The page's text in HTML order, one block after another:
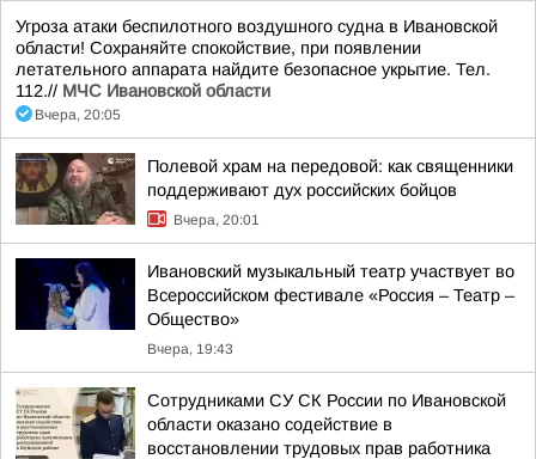
Угроза атаки беспилотного воздушного судна в Ивановской
области! Сохраняйте спокойствие, при появлении
летательного аппарата найдите безопасное укрытие. Тел.
112.// МЧС Ивановской области
Вчера, 20:05
Полевой храм на передовой: как священники
поддерживают дух российских бойцов
Вчера, 20:01
Ивановский музыкальный театр участвует во
Всероссийском фестивале «Россия – Театр –
Общество»
Вчера, 19:43
Сотрудниками СУ СК России по Ивановской
области оказано содействие в
восстановлении трудовых прав работника